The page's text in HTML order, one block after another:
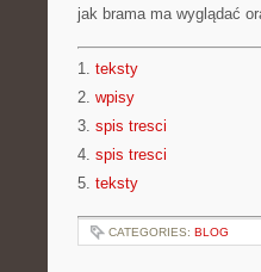
jak brama ma wyglądać
1. teksty
2. wpisy
3. spis tresci
4. spis tresci
5. teksty
CATEGORIES: BLOG